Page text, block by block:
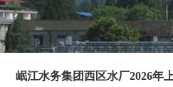
岷江水务集团西区水厂2026年